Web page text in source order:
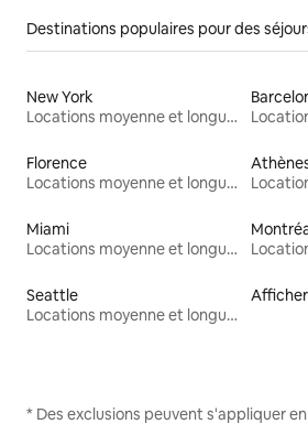
Destinations populaires pour des
New York
Locations moyenne et longue durée
Florence
Locations moyenne et longue durée
Miami
Locations moyenne et longue durée
Seattle
Locations moyenne et longue durée
* Des exclusions peuvent s'appliquer